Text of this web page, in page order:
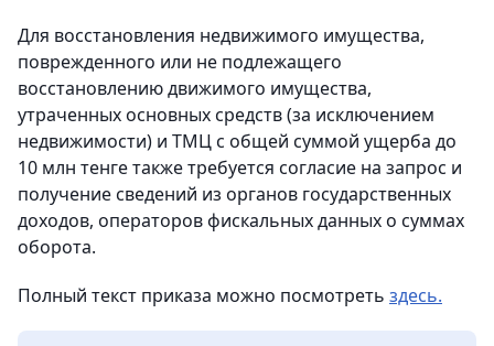
Для восстановления недвижимого имущества,
поврежденного или не подлежащего
восстановлению движимого имущества,
утраченных основных средств (за исключением
недвижимости) и ТМЦ с общей суммой ущерба до
10 млн тенге также требуется согласие на запрос и
получение сведений из органов государственных
доходов, операторов фискальных данных о суммах
оборота.
Полный текст приказа можно посмотреть здесь.